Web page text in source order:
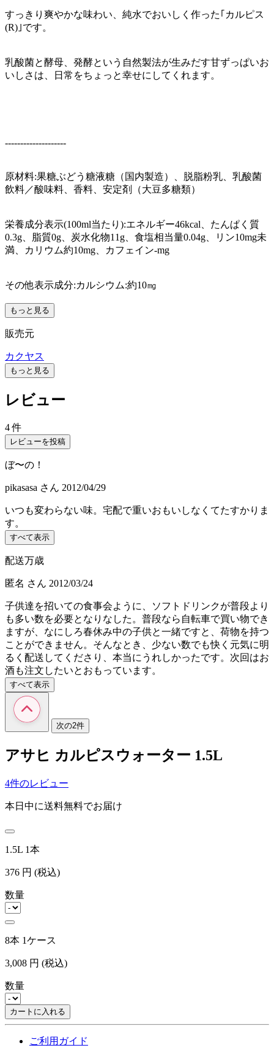
すっきり爽やかな味わい、純水でおいしく作った｢カルピス
(R)｣です。
乳酸菌と酵母、発酵という自然製法が生みだす甘ずっぱいお
いしさは、日常をちょっと幸せにしてくれます。
--------------------
原材料:果糖ぶどう糖液糖（国内製造）、脱脂粉乳、乳酸菌
飲料／酸味料、香料、安定剤（大豆多糖類）
栄養成分表示(100ml当たり):エネルギー46kcal、たんぱく質
0.3g、脂質0g、炭水化物11g、食塩相当量0.04g、リン10mg未
満、カリウム約10mg、カフェイン-mg
その他表示成分:カルシウム:約10㎎
もっと見る
販売元
カクヤス
もっと見る
レビュー
4 件
レビューを投稿
ぼ〜の！
pikasasa さん 2012/04/29
いつも変わらない味。宅配で重いおもいしなくてたすかりま
す。
すべて表示
配送万歳
匿名 さん 2012/03/24
子供達を招いての食事会ように、ソフトドリンクが普段より
も多い数を必要となりなした。普段なら自転車で買い物でき
ますが、なにしろ春休み中の子供と一緒ですと、荷物を持つ
ことができません。そんなとき、少ない数でも快く元気に明
るく配送してくださり、本当にうれしかったです。次回はお
酒も注文したいとおもっています。
すべて表示
次の2件
アサヒ カルピスウォーター 1.5L
4件のレビュー
本日中に送料無料でお届け
1.5L 1本
376 円 (税込)
数量
8本 1ケース
3,008 円 (税込)
数量
カートに入れる
ご利用ガイド